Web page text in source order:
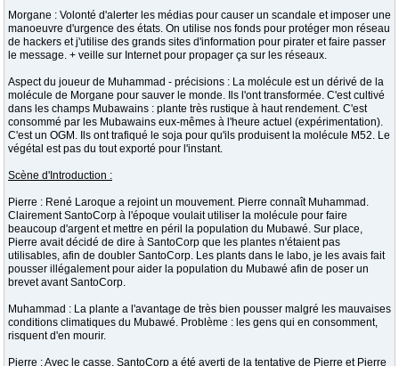
Morgane : Volonté d'alerter les médias pour causer un scandale et imposer une
manoeuvre d'urgence des états. On utilise nos fonds pour protéger mon réseau
de hackers et j'utilise des grands sites d'information pour pirater et faire passer
le message. + veille sur Internet pour propager ça sur les réseaux.
Aspect du joueur de Muhammad - précisions : La molécule est un dérivé de la
molécule de Morgane pour sauver le monde. Ils l'ont transformée. C'est cultivé
dans les champs Mubawains : plante très rustique à haut rendement. C'est
consommé par les Mubawains eux-mêmes à l'heure actuel (expérimentation).
C'est un OGM. Ils ont trafiqué le soja pour qu'ils produisent la molécule M52. Le
végétal est pas du tout exporté pour l'instant.
Scène d'Introduction :
Pierre : René Laroque a rejoint un mouvement. Pierre connaît Muhammad.
Clairement SantoCorp à l'époque voulait utiliser la molécule pour faire
beaucoup d'argent et mettre en péril la population du Mubawé. Sur place,
Pierre avait décidé de dire à SantoCorp que les plantes n'étaient pas
utilisables, afin de doubler SantoCorp. Les plants dans le labo, je les avais fait
pousser illégalement pour aider la population du Mubawé afin de poser un
brevet avant SantoCorp.
Muhammad : La plante a l'avantage de très bien pousser malgré les mauvaises
conditions climatiques du Mubawé. Problème : les gens qui en consomment,
risquent d'en mourir.
Pierre : Avec le casse, SantoCorp a été averti de la tentative de Pierre et Pierre